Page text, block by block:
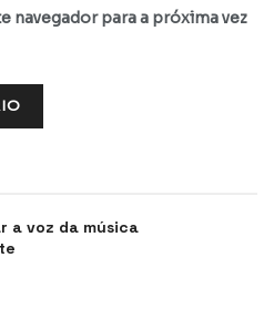
navegador para a próxima vez
a voz da música